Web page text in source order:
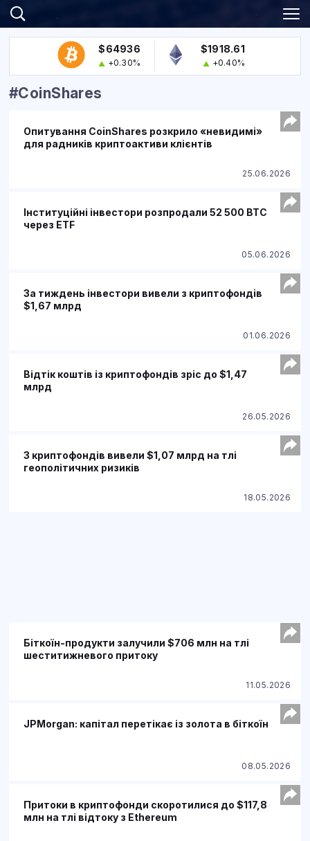
$64936
+0.30%
$1918.61
+0.40%
#CoinShares
Опитування CoinShares розкрило «невидимі»
для радників криптоактиви клієнтів
25.06.2026
Інституційні інвестори розпродали 52 500 BTC
через ETF
05.06.2026
За тиждень інвестори вивели з криптофондів
$1,67 млрд
01.06.2026
Відтік коштів із криптофондів зріс до $1,47
млрд
26.05.2026
З криптофондів вивели $1,07 млрд на тлі
геополітичних ризиків
18.05.2026
Біткоїн-продукти залучили $706 млн на тлі
шеститижневого притоку
11.05.2026
JPMorgan: капітал перетікає із золота в біткоїн
08.05.2026
Притоки в криптофонди скоротилися до $117,8
млн на тлі відтоку з Ethereum